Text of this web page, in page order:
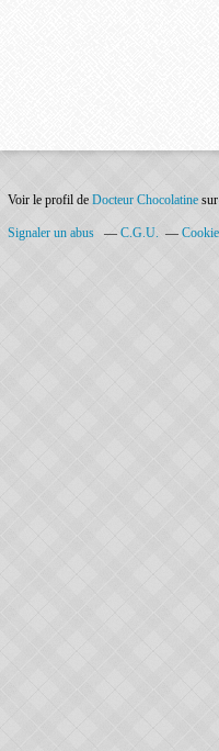
Voir le profil de Docteur Chocolatine
Signaler un abus C.G.U.